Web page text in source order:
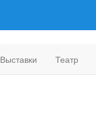
Выставки Театр